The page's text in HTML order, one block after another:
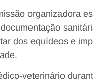
organizadora
dos equídeos e
veterinário